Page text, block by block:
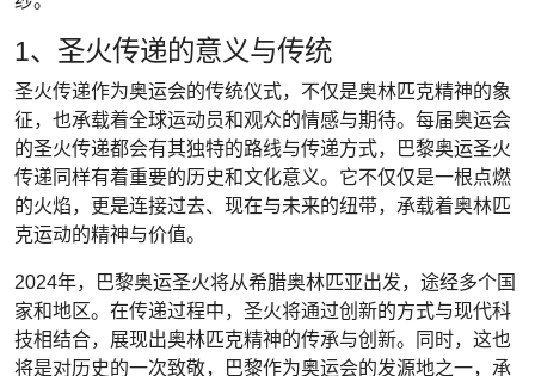
1、圣火传递的意义与传统
圣火传递作为奥运会的传统仪式，不仅是奥林匹克精神的象
征，也承载着全球运动员和观众的情感与期待。每届奥运会
的圣火传递都会有其独特的路线与传递方式，巴黎奥运圣火
传递同样有着重要的历史和文化意义。它不仅仅是一根点燃
的火焰，更是连接过去、现在与未来的纽带，承载着奥林匹
克运动的精神与价值。
2024年，巴黎奥运圣火将从希腊奥林匹亚出发，途经多个国
家和地区。在传递过程中，圣火将通过创新的方式与现代科
技相结合，展现出奥林匹克精神的传承与创新。同时，这也
将是对历史的一次致敬，巴黎作为奥运会的发源地之一，承